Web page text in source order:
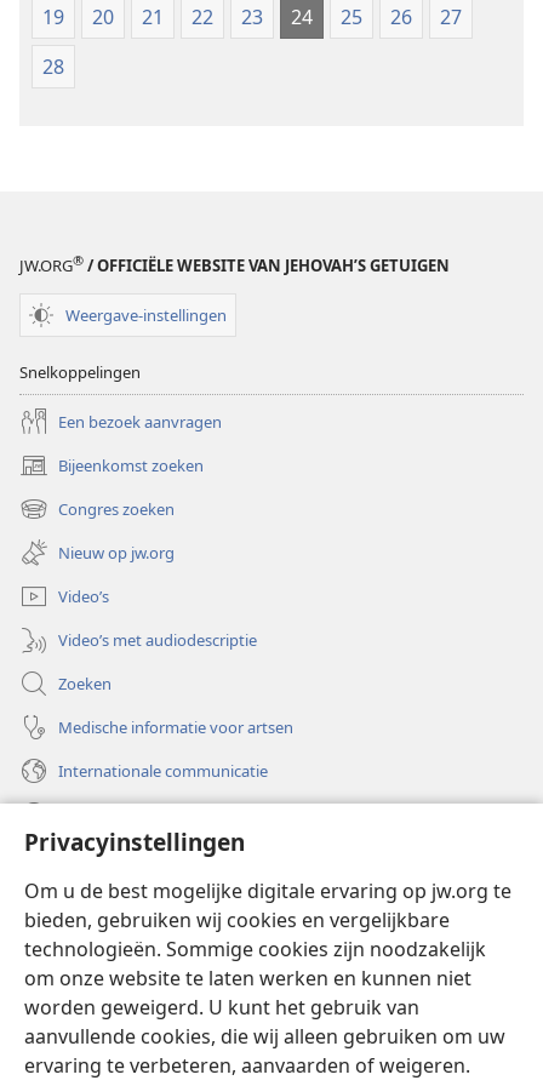
Privacyinstellingen
Om u de best mogelijke digitale ervaring op jw.org te
bieden, gebruiken wij cookies en vergelijkbare
technologieën. Sommige cookies zijn noodzakelijk
om onze website te laten werken en kunnen niet
worden geweigerd. U kunt het gebruik van
aanvullende cookies, die wij alleen gebruiken om uw
ervaring te verbeteren, aanvaarden of weigeren.
19
20 21 22 23 24 25 26
27
28
JW.ORG® / OFFICIËLE WEBSITE VAN JEHOVAH’S GETUIGEN
Weergave-instellingen
Snelkoppelingen
Een bezoek aanvragen
Bijeenkomst zoeken
(opent
nieuw
venster)
Congres zoeken
(opent
nieuw
venster)
Nieuw op jw.org
Video’s
Video’s met audiodescriptie
Zoeken
Medische informatie voor artsen
Internationale communicatie
(opent
nieuw
venster)Watchtower ONLINE LIBRARY™
(opent
nieuw
venster)JW Hub ®
(opent
nieuw
venster)
®